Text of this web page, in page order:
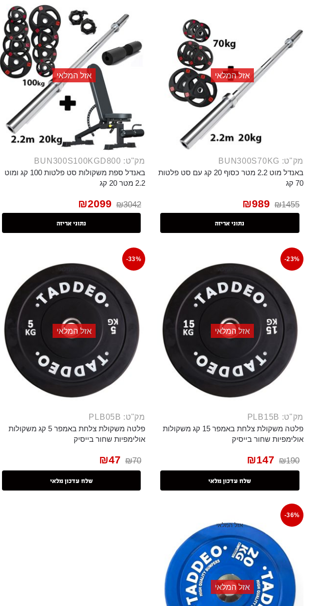
אזל המלאי
מק"ט: BUN300S70KG
באנדל מוט 2.2 מטר כסוף 20 קג עם סט פלטות
70 קג
₪1455
₪989
נתוני אריזה
אזל המלאי
מק"ט: BUN300S100KGD800
באנדל ספת משקולות סט פלטות 100 קג ומוט
2.2 מטר 20 קג
₪3042
₪2099
נתוני אריזה
-23%
אזל המלאי
אזל המלאי
מק"ט: PLB15B
פלטה משקולת צלחת באמפר 15 קג משקולות
אולימפיות שחור בייסיק
₪190
₪147
שלח עדכון מלאי
-33%
אזל המלאי
אזל המלאי
מק"ט: PLB05B
פלטה משקולת צלחת באמפר 5 קג משקולות
אולימפיות שחור בייסיק
₪70
₪47
שלח עדכון מלאי
-36%
אזל המלאי
אזל המלאי